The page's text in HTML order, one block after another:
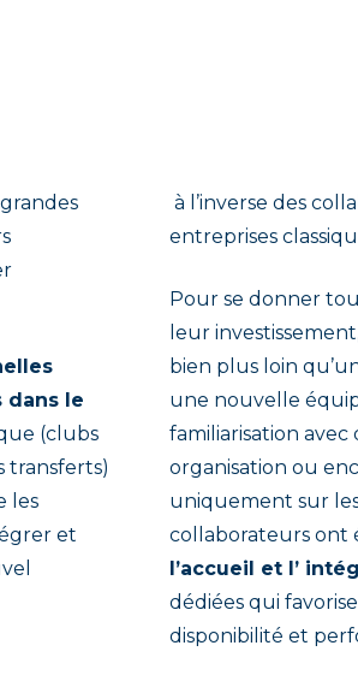
dans le
(clubs
transferts)
les
et
à l’inverse des
entreprises
Pour se donner
leur
bien plus loin
une nouvelle
familiarisation
organisation ou
uniquement sur
collaborateurs ont
l’accueil et l’
dédiées qui
disponibilité et